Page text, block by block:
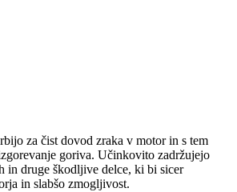
za čist dovod zraka v motor in s tem
goriva. Učinkovito zadržujejo
in druge škodljive delce, ki bi sicer
in slabšo zmogljivost.